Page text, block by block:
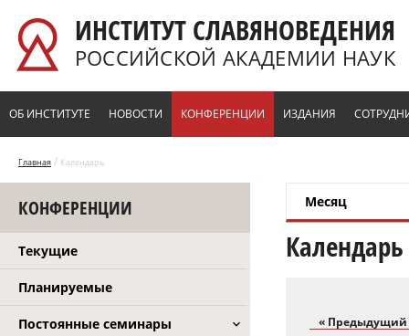
ИНСТИТУТ СЛАВЯНОВЕДЕНИЯ
РОССИЙСКОЙ АКАДЕМИИ НАУК
ОБ ИНСТИТУТЕ НОВОСТИ КОНФЕРЕНЦИИ ИЗДАНИЯ
Главная / Календарь
КОНФЕРЕНЦИИ
Текущие
Планируемые
Постоянные семинары
Главные
Месяц
Календарь
« Предыдущий